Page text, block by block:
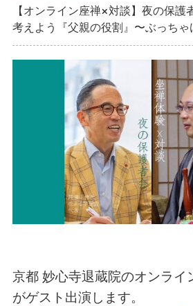
【オンライン座禅×対談】夜の保護
考えよう『父親の役割』〜ぶっちゃ
京都 妙心寺退蔵院のオンライ
がゲスト出演します。